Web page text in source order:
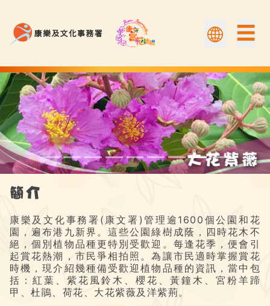
☰
大花紫薇 | 康文賞花情報
簡介
康樂及文化事務署(康文署)管理逾1600個公園和花
園，遍布港九新界。這些公園綠樹成蔭，四時花木不
絕，個別植物品種更特別受歡迎。每逢花季，便會引
起賞花熱潮，市民爭相拍照。為讓市民適時掌握賞花
時機，現介紹幾種備受歡迎植物品種的資訊，當中包
括：紅葉、紫花風鈴木、櫻花、黃鐘木、宮粉羊蹄
甲、杜鵑、荷花、大花紫薇及洋紫荊。